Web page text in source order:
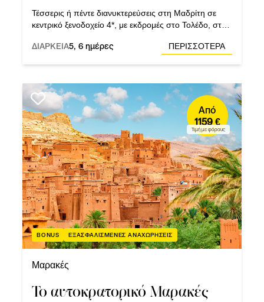
Τέσσερις ή πέντε διανυκτερεύσεις στη Μαδρίτη σε
κεντρικό ξενοδοχείο 4*, με εκδρομές στο Τολέδο, στην
ΔΙΑΡΚΕΙΑ5, 6 ημέρες ΠΕΡΙΣΣΟΤΕΡΑ
Από
1159 €
Τιμή με φόρους
BONUS ΕΞΑΣΦΑΛΙΣΜΕΝΕΣ ΑΝΑΧΩΡΗΣΕΙΣ
Μαρακές
Το αυτοκρατορικό Μαρακές